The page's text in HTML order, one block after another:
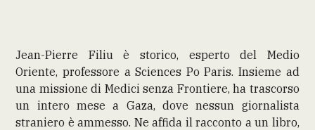
Jean-Pierre Filiu è storico, esperto del Medio
Oriente, professore a Sciences Po Paris. Insieme ad
una missione di Medici senza Frontiere, ha trascorso
un intero mese a Gaza, dove nessun giornalista
straniero è ammesso. Ne affida il racconto a un libro,